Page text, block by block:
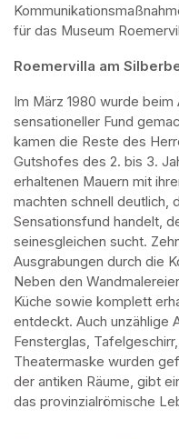
für das Museum
Roemervilla am
Im März 1980 wurde beim
sensationeller Fund
kamen die Reste des
Gutshofes des 2. bis 3.
erhaltenen Mauern mit
machten schnell deutlich,
Sensationsfund handelt,
seinesgleichen sucht.
Ausgrabungen durch die
Neben den
Küche sowie komplett
entdeckt. Auch unzählige
Fensterglas,
Theatermaske wurden
der antiken Räume, gibt
das provinzialrömische